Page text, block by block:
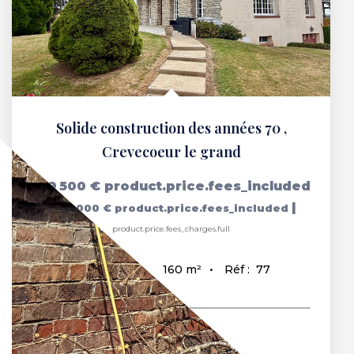
Solide construction des années 70 ,
Crevecoeur le grand
199 500 € product.price.fees_included
|190 000 € product.price.fees_included
product.price.fees_charges.full
8pièce(s) 160 m² Réf : 77